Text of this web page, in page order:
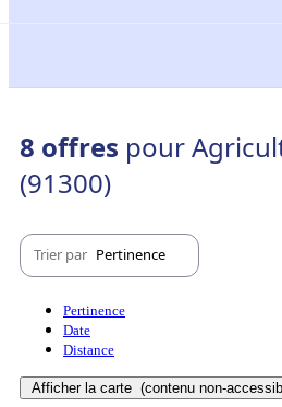
8 offres pour
(91300)
Trier par Pertinence
Pertinence
Date
Distance
Afficher la carte (contenu non-